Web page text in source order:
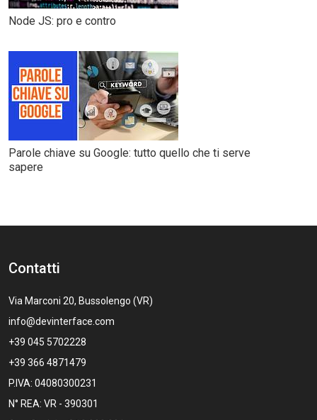
Node JS: pro e contro
Parole chiave su Google: tutto quello che ti serve
sapere
Contatti
Via Marconi 20, Bussolengo (VR)
info@devinterface.com
+39 045 5702228
+39 366 4871479
P.IVA: 04080300231
N° REA: VR - 390301